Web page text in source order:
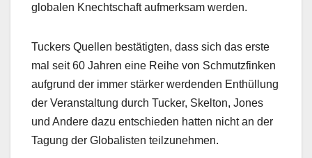
globalen Knechtschaft aufmerksam werden.
Tuckers Quellen bestätigten, dass sich das erste
mal seit 60 Jahren eine Reihe von Schmutzfinken
aufgrund der immer stärker werdenden Enthüllung
der Veranstaltung durch Tucker, Skelton, Jones
und Andere dazu entschieden hatten nicht an der
Tagung der Globalisten teilzunehmen.